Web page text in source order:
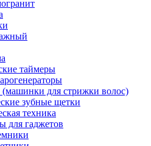
таймеры
для стрижки волос)
зубные щетки
техника
для гаджетов